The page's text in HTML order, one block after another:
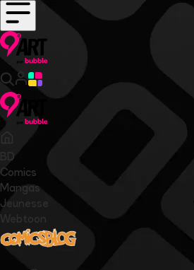
BD
Comics
Mangas
Jeunesse
Webtoon